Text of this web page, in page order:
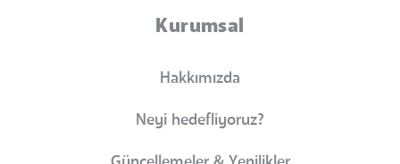
Kurumsal
Hakkımızda
Neyi hedefliyoruz?